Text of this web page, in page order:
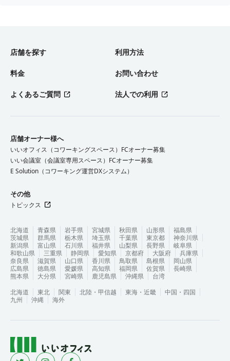
店舗を探す 利用方法
料金 お問い合わせ
よくあるご質問 法人での利用
店舗オーナー様へ
いいオフィス（コワーキングスペース）FCオーナー募集
いい会議室（会議室専用スペース）FCオーナー募集
E Solution（コワーキング運営DXシステム）
その他
トピックス
北海道 青森県 岩手県 宮城県 秋田県 山形県
福島県
茨城県
群馬県 栃木県 埼玉県 千葉県 東京都
神奈川県
新潟県
富山県 石川県 福井県 山梨県 長野県
岐阜県
和歌山県
三重県 静岡県 愛知県 京都府 大阪府
兵庫県
奈良県
滋賀県 山口県 香川県 鳥取県 島根県
岡山県
広島県
徳島県 愛媛県 高知県 福岡県 佐賀県
長崎県
熊本県
大分県 宮崎県 鹿児島県 沖縄県
台湾
北海道
東北 関東 北陸・甲信越 東海・近畿
中国・四国
九州
沖縄 海外